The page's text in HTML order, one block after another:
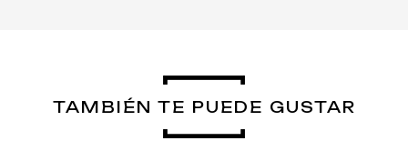
TAMBIÉN TE PUEDE GUSTAR